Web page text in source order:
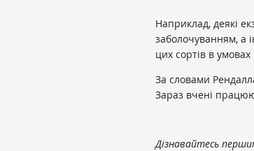
Наприклад, деякі
заболочуванням, а
цих сортів в умовах
За словами
Зараз вчені
Дізнавайтесь